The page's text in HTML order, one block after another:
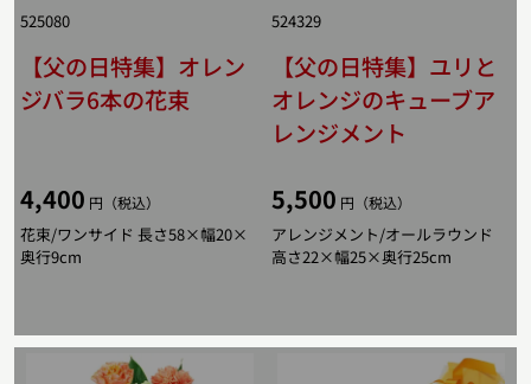
525080
【父の日特集】オレン
ジバラ6本の花束
4,400 円（税込）
花束/ワンサイド 長さ58×幅20×
奥行9cm
524329
【父の日特集】ユリと
オレンジのキューブア
レンジメント
5,500 円（税込）
アレンジメント/オールラウンド
高さ22×幅25×奥行25cm